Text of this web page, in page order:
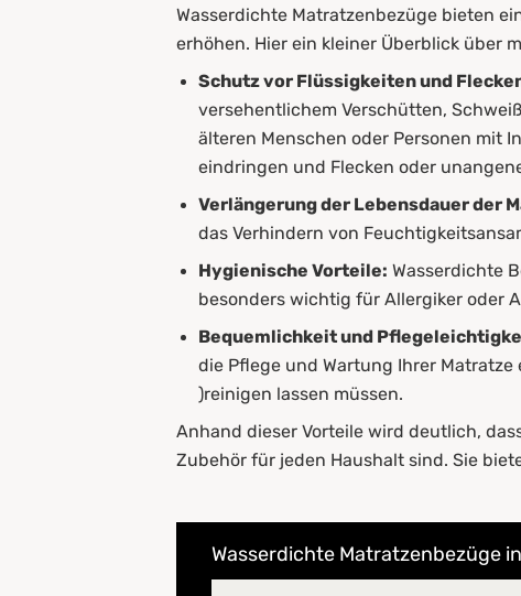
Wasserdichte Matratzenbezüge bieten
erhöhen. Hier ein kleiner Überblick über
Schutz vor Flüssigkeiten und
versehentlichem Verschütten,
älteren Menschen oder Personen mit
eindringen und Flecken oder
Verlängerung der Lebensdauer der
das Verhindern von
Hygienische Vorteile: Wasserdichte
besonders wichtig für Allergiker oder
Bequemlichkeit und
die Pflege und Wartung Ihrer
)reinigen lassen müssen.
Anhand dieser Vorteile wird deutlich,
Zubehör für jeden Haushalt sind. Sie
Wasserdichte Matratzenbezüge